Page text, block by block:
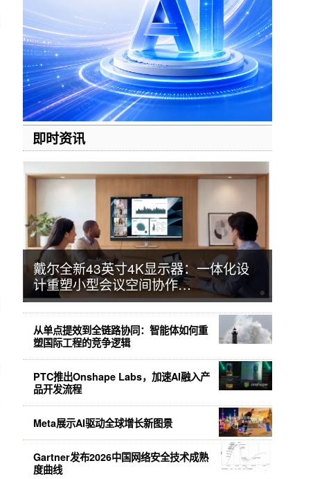
即时资讯
戴尔全新43英寸4K显示器：一体化设
计重塑小型会议空间协作…
从单点提效到全链路协同：智能体如何重
塑国际工程的竞争逻辑
PTC推出Onshape Labs，加速AI融入产
品开发流程
Meta展示AI驱动全球增长新图景
Gartner发布2026中国网络安全技术成熟
度曲线